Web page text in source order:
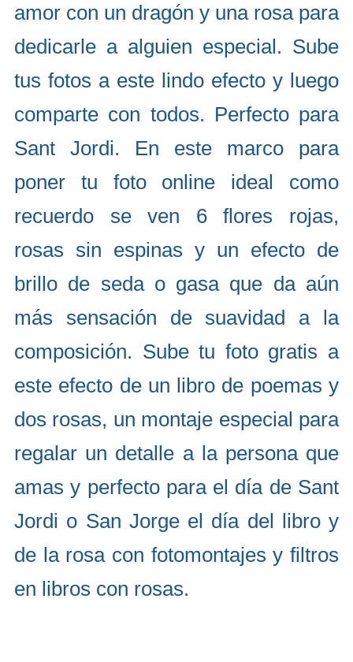
amor con un dragón y una rosa para
dedicarle a alguien especial. Sube
tus fotos a este lindo efecto y luego
comparte con todos. Perfecto para
Sant Jordi. En este marco para
poner tu foto online ideal como
recuerdo se ven 6 flores rojas,
rosas sin espinas y un efecto de
brillo de seda o gasa que da aún
más sensación de suavidad a la
composición. Sube tu foto gratis a
este efecto de un libro de poemas y
dos rosas, un montaje especial para
regalar un detalle a la persona que
amas y perfecto para el día de Sant
Jordi o San Jorge el día del libro y
de la rosa con fotomontajes y filtros
en libros con rosas.